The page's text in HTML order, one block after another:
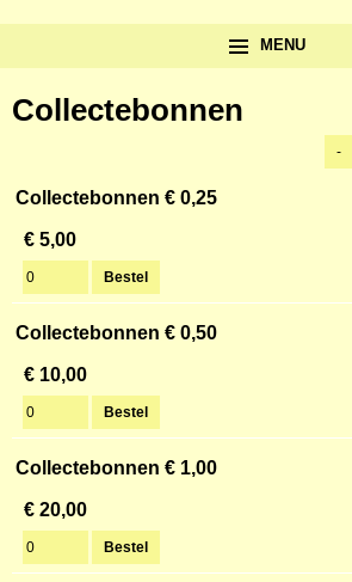
MENU
Collectebonnen
Collectebonnen € 0,25
€ 5,00
Collectebonnen € 0,50
€ 10,00
Collectebonnen € 1,00
€ 20,00